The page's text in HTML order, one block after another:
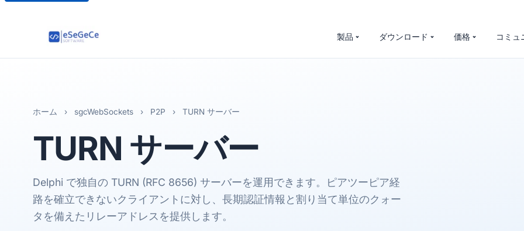
製品 ダウンロード 価格 コミュ
ホーム › sgcWebSockets › P2P › TURN サーバー
TURN サーバー
Delphi で独自の TURN (RFC 8656) サーバーを運用できます。ピアツーピア経
路を確立できないクライアントに対し、長期認証情報と割り当て単位のクォー
タを備えたリレーアドレスを提供します。